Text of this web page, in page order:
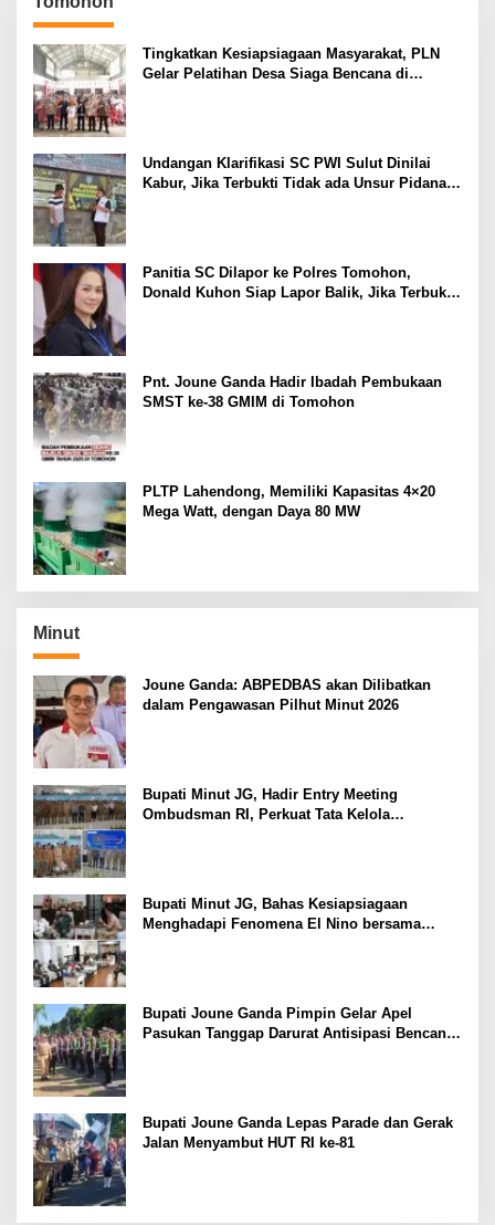
Tingkatkan Kesiapsiagaan Masyarakat, PLN
Gelar Pelatihan Desa Siaga Bencana di
Undangan Klarifikasi SC PWI Sulut Dinilai
Kabur, Jika Terbukti Tidak ada Unsur Pidana
Panitia SC Dilapor ke Polres Tomohon,
Donald Kuhon Siap Lapor Balik, Jika Terbukti
Pnt. Joune Ganda Hadir Ibadah Pembukaan
SMST ke-38 GMIM di Tomohon
PLTP Lahendong, Memiliki Kapasitas 4×20
Mega Watt, dengan Daya 80 MW
Minut
Joune Ganda: ABPEDBAS akan Dilibatkan
dalam Pengawasan Pilhut Minut 2026
Bupati Minut JG, Hadir Entry Meeting
Ombudsman RI, Perkuat Tata Kelola
Bupati Minut JG, Bahas Kesiapsiagaan
Menghadapi Fenomena El Nino bersama
Bupati Joune Ganda Pimpin Gelar Apel
Pasukan Tanggap Darurat Antisipasi Bencana
Bupati Joune Ganda Lepas Parade dan Gerak
Jalan Menyambut HUT RI ke-81